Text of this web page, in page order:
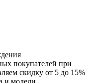
покупателей при
скидку от 5 до 15%
и модели.